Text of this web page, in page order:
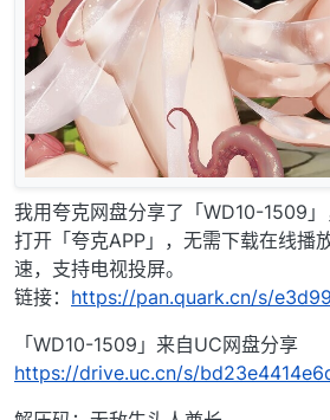
我用夸克网盘分享了「WD10-1509」
打开「夸克APP」，无需下载在线播
速，支持电视投屏。
链接： https://pan.quark.cn/s/
「WD10-1509」来自UC网盘分享
https://drive.uc.cn/s/